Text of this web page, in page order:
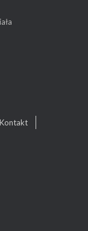
Kontakt